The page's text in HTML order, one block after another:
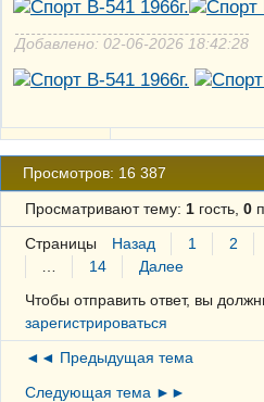
Добавлено: 02-06-2026 18:42:28
Просмотров: 16 387
Просматривают тему: 1гость, 0
Страницы Назад 1 2
…
14
Далее
Чтобы отправить ответ, вы
зарегистрироваться
◄◄ Предыдущая тема
Следующая тема ►►